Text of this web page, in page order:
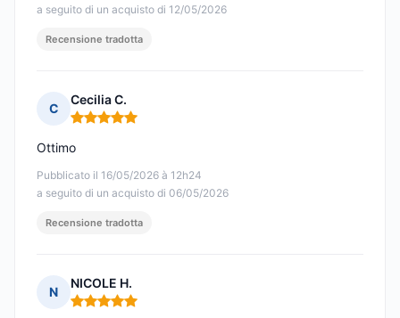
a seguito di un acquisto di 12/05/2026
Recensione tradotta
C
Cecilia C.
Nota: 5 su 5
Pubblicato il 16/05/2026 à 12h24
a seguito di un acquisto di 06/05/2026
Ottimo
Recensione tradotta
N
NICOLE H.
Nota: 5 su 5